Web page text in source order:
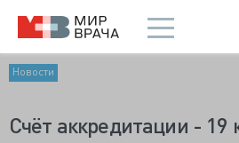
Новости
Счёт аккредитации - 19